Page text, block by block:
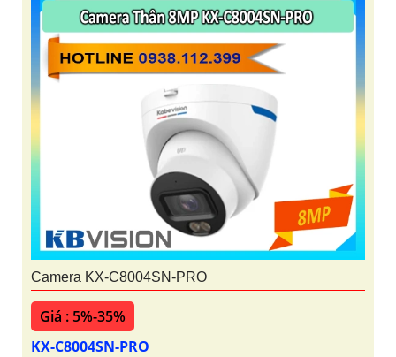
Camera KX-C8004SN-PRO
Giá : 5%-35%
KX-C8004SN-PRO